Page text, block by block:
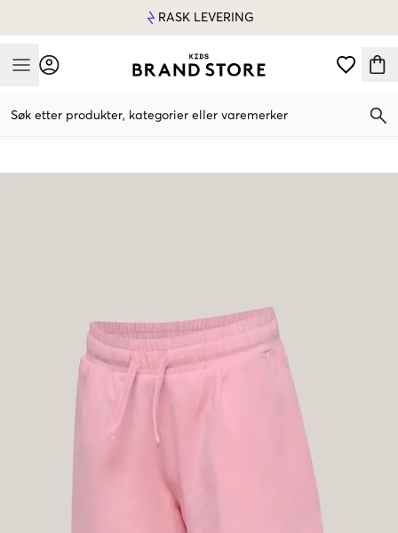
RASK LEVERING
Mobile Menu
Søk etter produkter, kategorier eller varemerker